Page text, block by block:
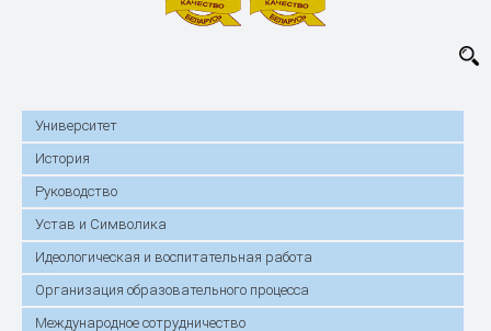
Университет
История
Руководство
Устав и Символика
Идеологическая и воспитательная работа
Организация образовательного процесса
Международное сотрудничество